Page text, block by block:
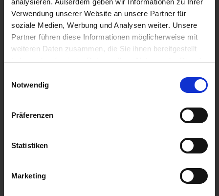
Verwendung unserer Website an unsere Partner für
soziale Medien, Werbung und Analysen weiter. Unsere
Partner führen diese Informationen möglicherweise mit
weiteren Daten zusammen, die Sie ihnen bereitgestellt
haben oder die sie im Rahmen Ihrer Nutzung der Dienste
Notwendig
Präferenzen
Statistiken
Marketing
Erfahren Sie mehr über unser Kursangebot